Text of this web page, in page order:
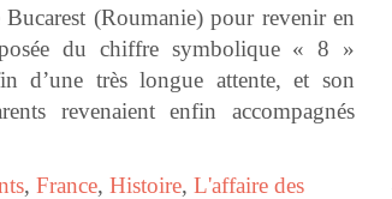
(Roumanie) pour revenir en
du chiffre symbolique « 8 »
d’une très longue attente, et son
revenaient enfin accompagnés
, France, Histoire, L'affaire des